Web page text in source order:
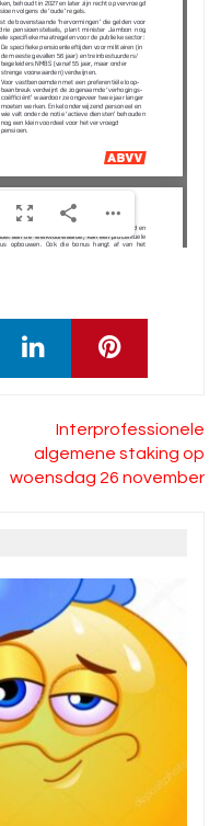
Interprofessionele
algemene staking op
woensdag 26 november